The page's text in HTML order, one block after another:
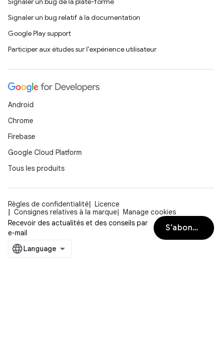
Signaler un bug relatif à la documentation
Google Play support
Participer aux études sur l'expérience utilisateur
Android
Chrome
Firebase
Google Cloud Platform
Tous les produits
Règles de confidentialité
Licence
Consignes relatives à la marque
Manage cookies
Recevoir des actualités et des conseils par
e-mail
S’abonner